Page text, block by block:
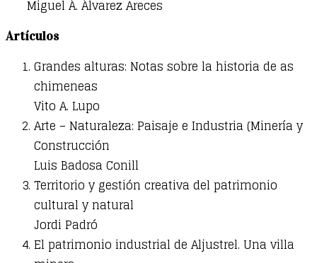
Miguel Á. Álvarez Areces
Artículos
Grandes alturas: Notas sobre la historia de as
chimeneas
Vito A. Lupo
Arte – Naturaleza: Paisaje e Industria (Minería y
Construcción
Luis Badosa Conill
Territorio y gestión creativa del patrimonio
cultural y natural
Jordi Padró
El patrimonio industrial de Aljustrel. Una villa